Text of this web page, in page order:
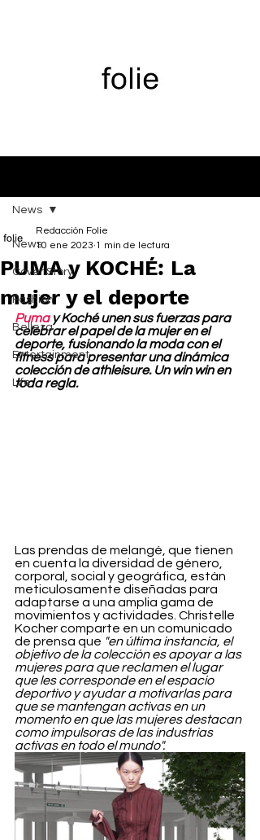
News
Cover Story
Fashion
Belleza
Entertainment
Life
News
PUMA y KOCHÉ: La
mujer y el deporte
Redacción Folie
10 ene 2023 1 min de lectura
Puma y Koché unen sus fuerzas para
celebrar el papel de la mujer en el
deporte, fusionando la moda con el
fitness para presentar una dinámica
colección de athleisure. Un win win en
toda regla.
Las prendas de melangé, que tienen
en cuenta la diversidad de género,
corporal, social y geográfica, están
meticulosamente diseñadas para
adaptarse a una amplia gama de
movimientos y actividades. Christelle
Kocher comparte en un comunicado
de prensa que "en última instancia, el
objetivo de la colección es apoyar a las
mujeres para que reclamen el lugar
que les corresponde en el espacio
deportivo y ayudar a motivarlas para
que se mantengan activas en un
momento en que las mujeres destacan
como impulsoras de las industrias
activas en todo el mundo".